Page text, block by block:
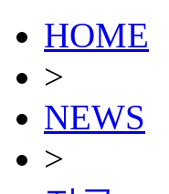
HOME
>
NEWS
>